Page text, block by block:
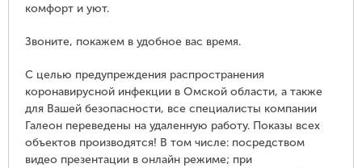
комфорт и уют.
Звоните, покажем в удобное вас время.
С целью предупреждения распространения
коронавирусной инфекции в Омской области, а также
для Вашей безопасности, все специалисты компании
Галеон переведены на удаленную работу. Показы всех
объектов производятся! В том числе: посредством
видео презентации в онлайн режиме; при